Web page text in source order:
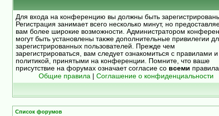
Для входа на конференцию вы должны быть
Регистрация занимает всего несколько минут, но
вам более широкие возможности. Администратором
могут быть установлены также дополнительные привилегии
зарегистрированных пользователей. Прежде чем
зарегистрироваться, вам следует ознакомиться с правилами и
политикой, принятыми на конференции. Помните, что ваше
присутствие на форумах означает согласие со всеми
Общие правила
Соглашение о конфиденциальности
Список форумов